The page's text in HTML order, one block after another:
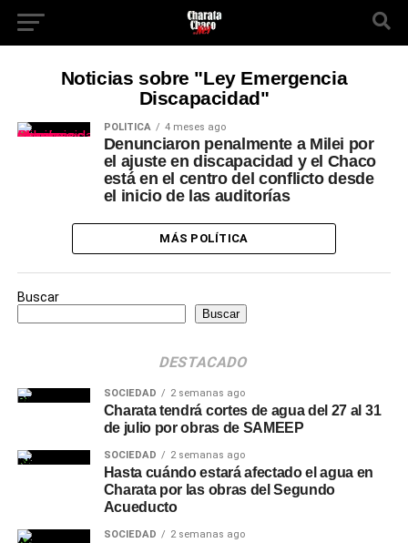
Noticias sobre "Ley Emergencia
Discapacidad"
POLÍTICA 4 meses ago
Denunciaron penalmente a Milei por
el ajuste en discapacidad y el Chaco
está en el centro del conflicto desde
el inicio de las auditorías
MÁS POLÍTICA
Buscar
Buscar
DESTACADO
SOCIEDAD 2 semanas ago
Charata tendrá cortes de agua del 27 al 31
de julio por obras de SAMEEP
SOCIEDAD 2 semanas ago
Hasta cuándo estará afectado el agua en
Charata por las obras del Segundo
Acueducto
SOCIEDAD 2 semanas ago